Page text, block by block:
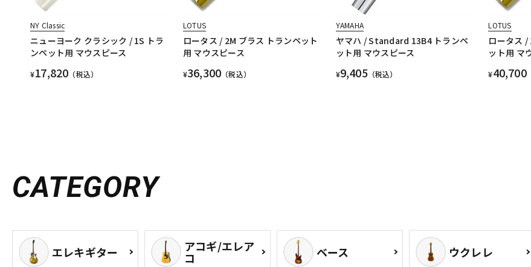
NY Classic
ニューヨーク クラシック / 1S トラ
ンペット用 マウスピース
¥17,820 （税込）
LOTUS
ロータス / 2M ブラス トランペット
用 マウスピース
¥36,300 （税込）
YAMAHA
ヤマハ / Standard 13B4 トランペ
ット用 マウスピース
¥9,405 （税込）
LOTUS
ロータス /
ット用 マ
¥40,700
CATEGORY
エレキギター アコギ/エレア
コ ベース ウクレレ